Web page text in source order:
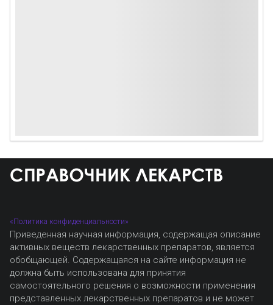
«Политика конфиденциальности»
Приведенная научная информация, содержащая описание
активных веществ лекарственных препаратов, является
обобщающей. Содержащаяся на сайте информация не
должна быть использована для принятия
самостоятельного решения о возможности применения
представленных лекарственных препаратов и не может